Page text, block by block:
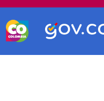
Logos del
Logo
marca